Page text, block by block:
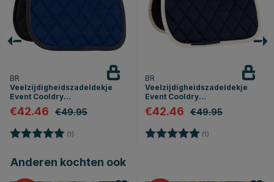
BR
Veelzijdigheidszadeldekje
Event Cooldry
Marineblauw/Grijs
€42.46 €49.95
Beoordeling: (1)
BR
Veelzijdigheidszadeldekje
Event Cooldry
Marineblauw/Cremé
€42.46 €49.95
Beoordeling: (1)
Anderen kochten ook